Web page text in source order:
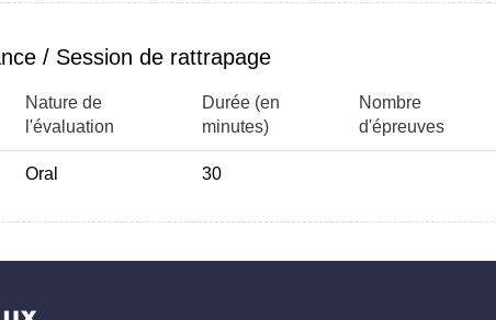
/ Session de rattrapage
Nature de
l'évaluation
Durée (en
minutes)
Nombre
d'épreuves
Oral 30